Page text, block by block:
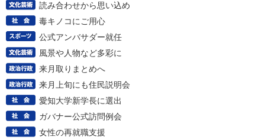
読み合わせから思い込め
毒キノコにご用心
公式アンバサダー就任
風景や人物など多彩に
来月取りまとめへ
来月上旬にも住民説明会
愛知大学新学長に選出
ガバナー公式訪問例会
女性の再就職支援